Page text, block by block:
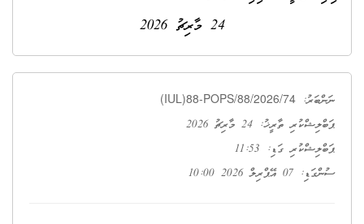
24 މާރިޗު 2026
ނަންބަރު: (IUL)88-POPS/88/2026/74
ޕަބްލިޝްކުރި ތާރީޚު: 24 މާރިޗު 2026
ޕަބްލިޝްކުރި ގަޑި: 11:53
ސުންގަޑި: 07 އޭޕްރިލް 2026 10:00